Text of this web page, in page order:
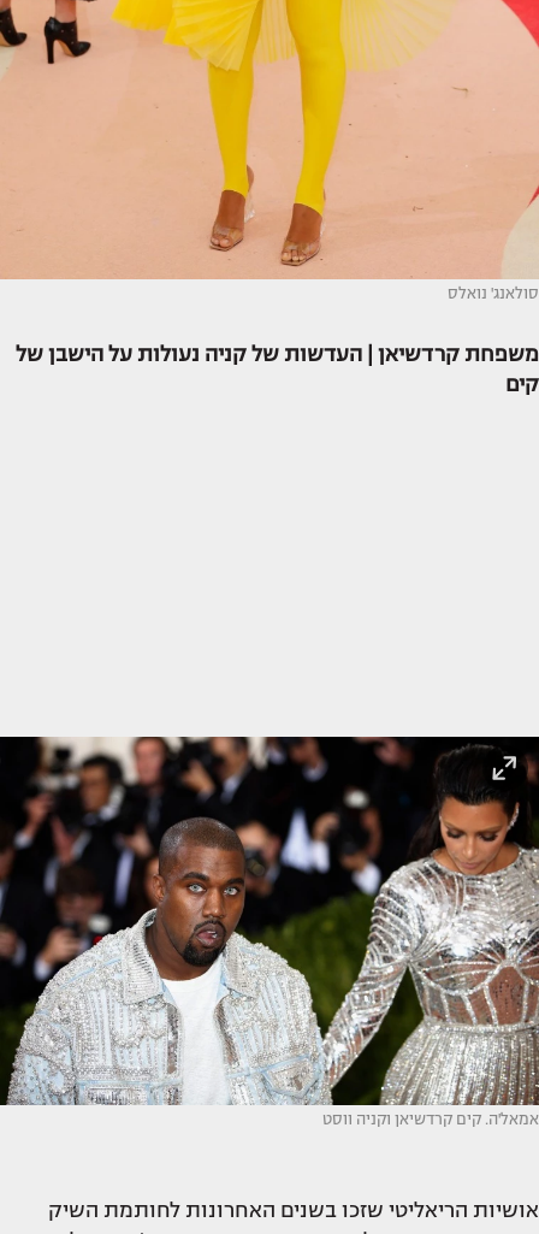
סולאנג' נואלס
משפחת קרדשיאן | העדשות של קניה נעולות על הישבן של
קים
אמאל'ה. קים קרדשיאן וקניה ווסט
אושיות הריאליטי שזכו בשנים האחרונות לחותמת השיק